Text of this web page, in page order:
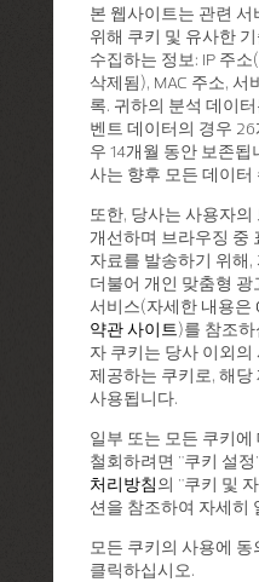
본 웹사이트는 관련
위해 쿠키 및 유사한
수집하는 정보: IP 주
삭제됨), MAC 주소, 서
록. 귀하의 분석 데이
벤트 데이터의 경우
우 14개월 동안 보존
사는 향후 모든 데이터
또한, 당사는 사용자
개선하며 브라우징 중
자료를 발송하기 위해
더불어 개인 맞춤형
서비스(자세한 내용은
약관 사이트)를 참조
자 쿠키는 당사 이외
제공하는 쿠키로, 해
사용됩니다.
일부 또는 모든 쿠키
철회하려면 "쿠키 설
처리방침의 "쿠키 및
션을 참조하여 자세히
모든 쿠키의 사용에
클릭하십시오.